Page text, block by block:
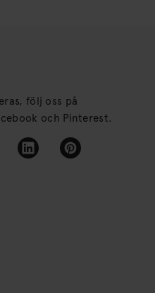
följ oss på
och Pinterest.